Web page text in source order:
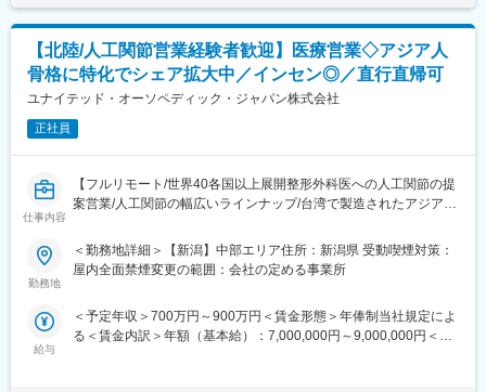
います。
人々の生命・健康を預かる医療現場でトップクラスシェアを持
ち、"グローバル・スタンダード"として認められています。
■世界初の全油圧式手術台 ～ 医療先進国である日本・アメリカで
手術台トップクラス・シェア
■脳動脈瘤「杉田クリップ」 ～ 国内約70％・世界約40％のシェ
ア、年間10万個を世界50ヶ国へ供給
変更の範囲：会社の定める業務
■各種都度払い等の銀行業務
■各種消耗品・備品等の購入業務（たのめーる他）
銀行他窓口処理業務など
【組織構成】
配属部門は全体6名(男性3名、女性3名)の組織構成となっておりま
す。
【働き方】
■年間休日126日／土日祝（完全週休2日制）
■夏季休暇、年末年始（12/29～1/4）、有給休暇、慶弔休暇
■住宅補助手当 / 会社規程に該当の場合
(30歳まで15,000円/月、35歳まで10,000円/月)
【北陸/人工関節営業経験者歓迎】医療営業◇アジア人
骨格に特化でシェア拡大中／インセン◎／直行直帰可
ユナイテッド・オーソペディック・ジャパン株式会社
正社員
仕事内容
【フルリモート/世界40各国以上展開整形外科医への人工関節の提
案営業/人工関節の幅広いラインナップ/台湾で製造されたアジア人
■業務内容
人工関節領域（ヒップ・ニー領域）の医療機関向け営業をお任せ
をします。開拓できる確率は２０％ほどですが、一度使っていた
だけるとリピートしていただけるケースが多いです。実際に製品
勤務地
＜勤務地詳細＞【新潟】中部エリア住所：新潟県 受動喫煙対策：
屋内全面禁煙変更の範囲：会社の定める事業所
給与
＜予定年収＞700万円～900万円＜賃金形態＞年俸制当社規定によ
る＜賃金内訳＞年額（基本給）：7,000,000円～9,000,000円＜月